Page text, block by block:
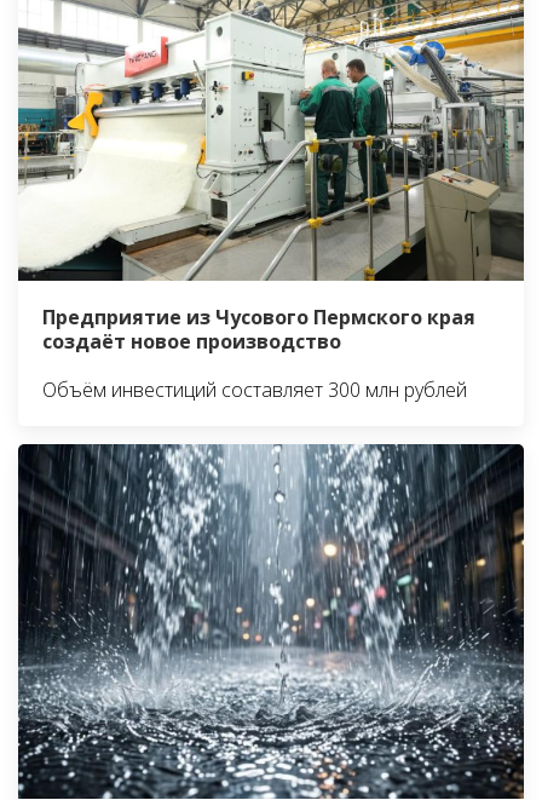
Предприятие из Чусового Пермского края
создаёт новое производство
Объём инвестиций составляет 300 млн рублей